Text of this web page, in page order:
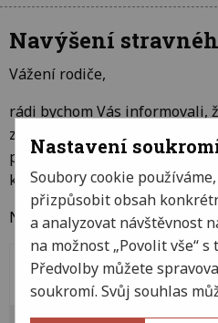
Navýšení
Vážení rodiče,
rádi bychom Vás informovali,
zvyšování cen za potraviny a
přistoupit k navýšení cen
kategorie.
Nový ceník stravného, platný
Děti MŠ
Nastavení
Soubory cookie
přizpůsobit obsah
a analyzovat návštěvnost
na možnost „Povolit vše“
Předvolby můžete
soukromí. Svůj souhlas